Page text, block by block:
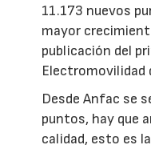
11.173 nuevos
mayor
publicación del
Electromovilidad
Desde Anfac se
puntos, hay que
calidad, esto es